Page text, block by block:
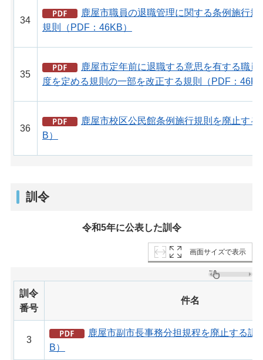
34
鹿屋市職員の退職管理に関する条例施行
規則（PDF：46KB）
35
鹿屋市定年前に退職する意思を有する職
度を定める規則の一部を改正する規則（PDF：
36
鹿屋市校区公民館条例施行規則を廃止す
B）
訓令
令和5年に公表した訓令
画面サイズで表示
訓令
番号
件名
3
鹿屋市副市長事務分担規程を廃止する訓
B）